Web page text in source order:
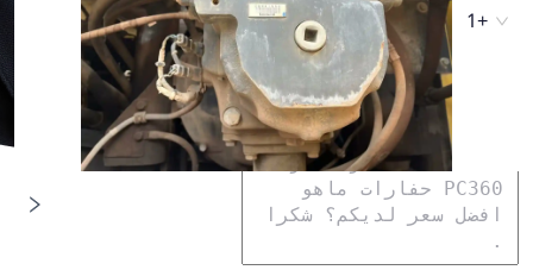
+1
سؤالي أو تعليقي